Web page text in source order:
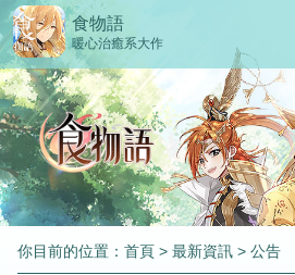
食物語
暖心治癒系大作
你目前的位置：首頁 >最新資訊 >公告